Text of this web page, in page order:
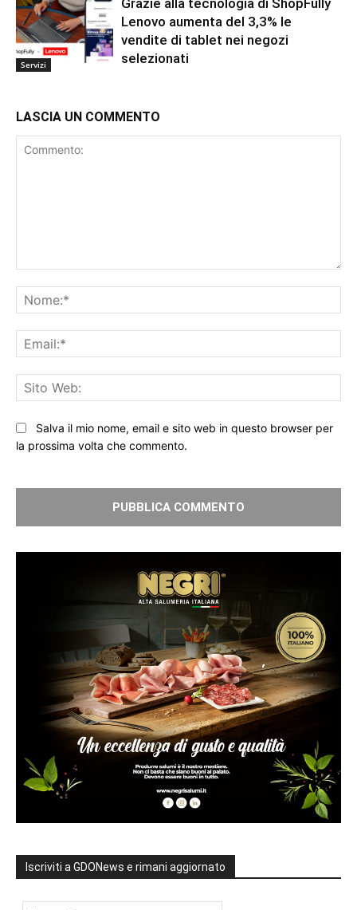
Servizi
Grazie alla tecnologia di ShopFully
Lenovo aumenta del 3,3% le
vendite di tablet nei negozi
selezionati
LASCIA UN COMMENTO
Salva il mio nome, email e sito web in questo browser per
la prossima volta che commento.
Iscriviti a GDONews e rimani aggiornato